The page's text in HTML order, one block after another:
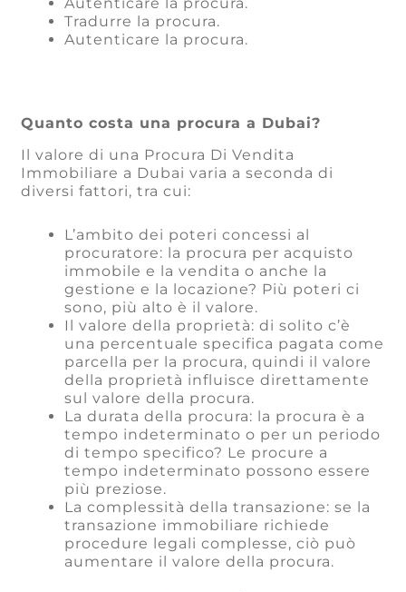
Tradurre la procura.
Autenticare la procura.
Quanto costa una procura a Dubai?
Il valore di una Procura Di Vendita
Immobiliare a Dubai varia a seconda di
diversi fattori, tra cui:
L’ambito dei poteri concessi al
procuratore: la procura per acquisto
immobile e la vendita o anche la
gestione e la locazione? Più poteri ci
sono, più alto è il valore.
Il valore della proprietà: di solito c’è
una percentuale specifica pagata come
parcella per la procura, quindi il valore
della proprietà influisce direttamente
sul valore della procura.
La durata della procura: la procura è a
tempo indeterminato o per un periodo
di tempo specifico? Le procure a
tempo indeterminato possono essere
più preziose.
La complessità della transazione: se la
transazione immobiliare richiede
procedure legali complesse, ciò può
aumentare il valore della procura.